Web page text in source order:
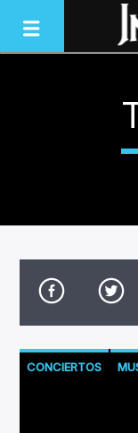
CONCIERTOS